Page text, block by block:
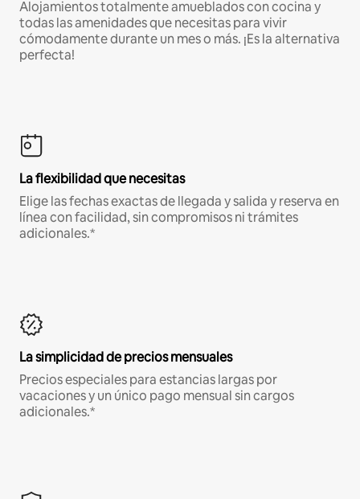
Alojamientos totalmente amueblados con cocina y
todas las amenidades que necesitas para vivir
cómodamente durante un mes o más. ¡Es la alternativa
perfecta!
La flexibilidad que necesitas
Elige las fechas exactas de llegada y salida y reserva en
línea con facilidad, sin compromisos ni trámites
adicionales.*
La simplicidad de precios mensuales
Precios especiales para estancias largas por
vacaciones y un único pago mensual sin cargos
adicionales.*